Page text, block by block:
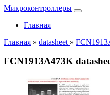
Микроконтроллеры
Главная
Главная » datasheet »
FCN1913A473K